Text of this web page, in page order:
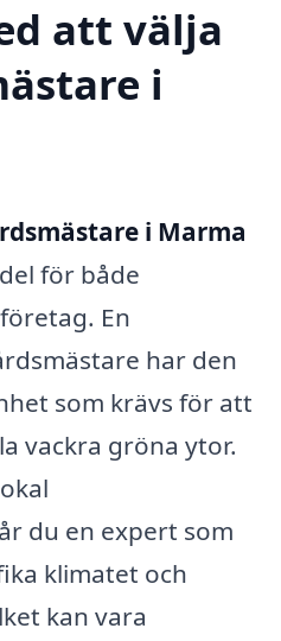
att välja
i
i Marma
för både
En
har den
som krävs för att
vackra gröna ytor.
du en expert som
klimatet och
kan vara